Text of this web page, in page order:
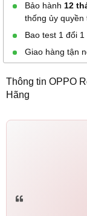
datt
Lê Thị Trâm
Bảo hành 12
thống ủy quyền
Bao test 1 đổi 1
Giao hàng tận
Thông tin OPPO
Hãng